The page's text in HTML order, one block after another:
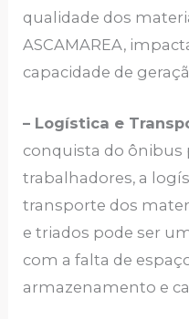
qualidade dos
ASCAMAREA,
capacidade de
– Logística e
conquista do ônibus
trabalhadores, a
transporte dos
e triados pode ser
com a falta de
armazenamento e